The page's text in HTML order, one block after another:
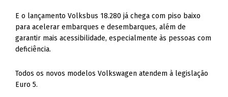
E o lançamento Volksbus 18.280 já chega com piso baixo
para acelerar embarques e desembarques, além de
garantir mais acessibilidade, especialmente às pessoas com
deficiência.
Todos os novos modelos Volkswagen atendem à legislação
Euro 5.